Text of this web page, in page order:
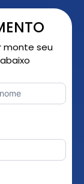
monte seu